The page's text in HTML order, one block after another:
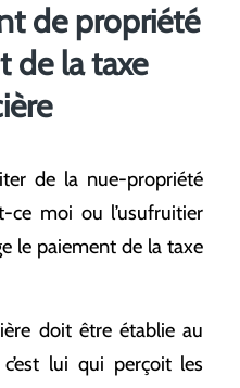
de propriété
de la taxe
de la nue-propriété
ce moi ou l’usufruitier
le paiement de la taxe
doit être établie au
lui qui perçoit les